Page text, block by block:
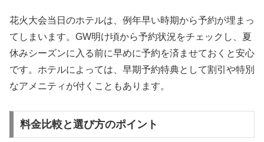
花火大会当日のホテルは、例年早い時期から予約が埋まっ
てしまいます。GW明け頃から予約状況をチェックし、夏
休みシーズンに入る前に早めに予約を済ませておくと安心
です。ホテルによっては、早期予約特典として割引や特別
なアメニティが付くこともあります。
料金比較と選び方のポイント